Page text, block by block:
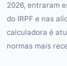
2026, entraram
do IRPF e nas
calculadora é
normas mais